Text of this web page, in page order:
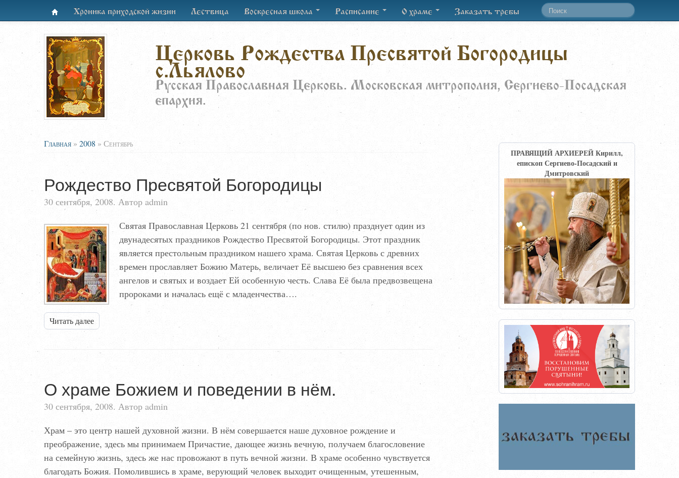
Хроника приходской жизни Лествица Воскресная школа Расписание О храме Заказать требы
Церковь Рождества Пресвятой Богородицы
с.Льялово
Русская Православная Церковь. Московская митрополия, Сергиево-Посадская
епархия.
Главная » 2008 » Сентябрь
Рождество Пресвятой Богородицы
30 сентября, 2008. Автор admin
Святая Православная Церковь 21 сентября (по нов. стилю) празднует один из
двунадесятых праздников Рождество Пресвятой Богородицы. Этот праздник
является престольным праздником нашего храма. Святая Церковь с древних
времен прославляет Божию Матерь, величает Её высшею без сравнения всех
ангелов и святых и воздает Ей особенную честь. Слава Её была предвозвещена
пророками и началась ещё с младенчества….
Читать далее
О храме Божием и поведении в нём.
30 сентября, 2008. Автор admin
Храм – это центр нашей духовной жизни. В нём совершается наше духовное рождение и
преображение, здесь мы принимаем Причастие, дающее жизнь вечную, получаем благословение
на семейную жизнь, здесь же нас провожают в путь вечной жизни. В храме особенно чувствуется
благодать Божия. Помолившись в храме, верующий человек выходит очищенным, утешенным,
ПРАВЯЩИЙ АРХИЕРЕЙ Кирилл,
епископ Сергиево-Посадский и
Дмитровский